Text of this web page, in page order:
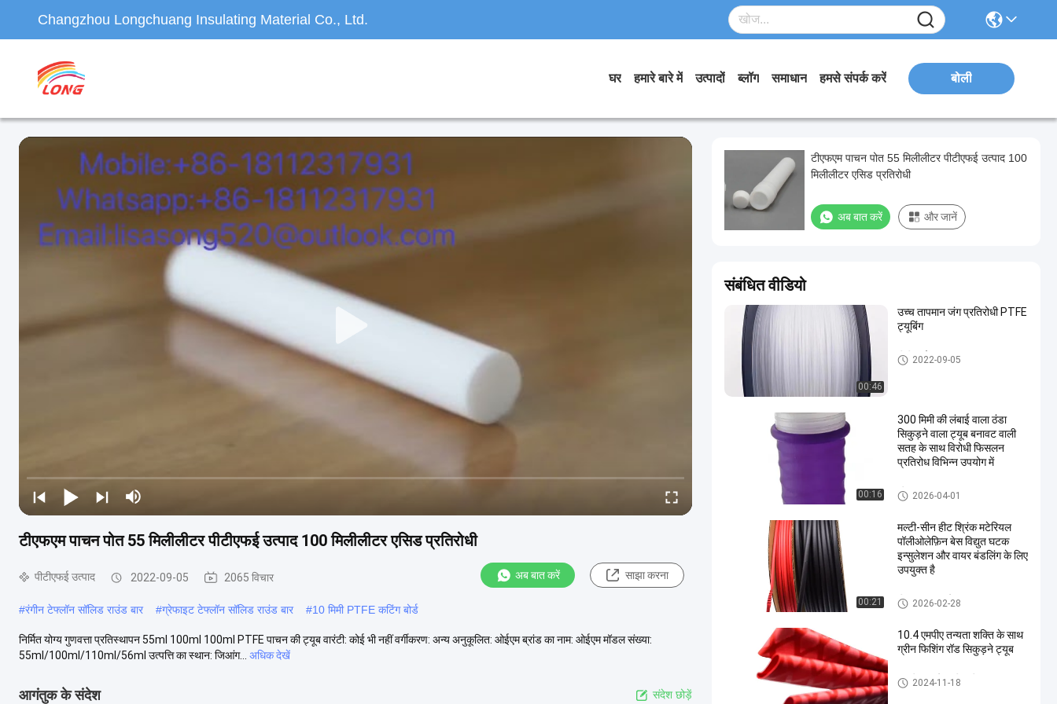
Changzhou Longchuang Insulating Material Co., Ltd.
घर हमारे बारे में उत्पादों ब्लॉग समाधान हमसे संपर्क करें बोली
टीएफएम पाचन पोत 55 मिलीलीटर पीटीएफई उत्पाद 100 मिलीलीटर एसिड प्रतिरोधी
पीटीएफई उत्पाद 2022-09-05 2065 विचार अब बात करें साझा करना
#रंगीन टेफ्लॉन सॉलिड राउंड बार #ग्रेफाइट टेफ्लॉन सॉलिड राउंड बार #10 मिमी PTFE कटिंग बोर्ड
निर्मित योग्य गुणवत्ता प्रतिस्थापन 55ml 100ml 100ml PTFE पाचन की ट्यूब वारंटी: कोई भी नहीं वर्गीकरण: अन्य अनुकूलित: ओईएम ब्रांड का नाम: ओईएम मॉडल संख्या:
55ml/100ml/110ml/56ml उत्पत्ति का स्थान: जिआंग...
अधिक देखें
आगंतुक के संदेश संदेश छोड़ें
टीएफएम पाचन पोत 55 मिलीलीटर पीटीएफई उत्पाद 100
मिलीलीटर एसिड प्रतिरोधी
अब बात करें और जानें
संबंधित वीडियो
00:46
उच्च तापमान जंग प्रतिरोधी PTFE
ट्यूबिंग
पीटीएफई उत्पाद
2022-09-05
00:16
300 मिमी की लंबाई वाला ठंडा
सिकुड़ने वाला ट्यूब बनावट वाली
सतह के साथ विरोधी फिसलन
प्रतिरोध विभिन्न उपयोग में
शीत हटना ट्यूब
2026-04-01
00:21
मल्टी-सीन हीट श्रिंक मटेरियल
पॉलीओलेफ़िन बेस विद्युत घटक
इन्सुलेशन और वायर बंडलिंग के लिए
उपयुक्त है
हीट हटना इन्सुलेशन ट्यूब
2026-02-28
10.4 एमपीए तन्यता शक्ति के साथ
ग्रीन फिशिंग रॉड सिकुड़ने ट्यूब
मछली पकड़ने वाली छड़ी हटना ट्यूब
2024-11-18